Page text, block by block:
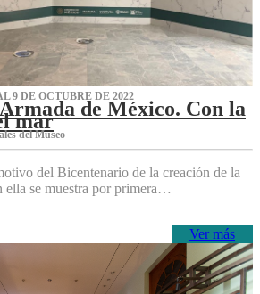
9 DE OCTUBRE DE 2022
de México. Con la
mar
del Museo‌
del Bicentenario de la creación de la
se muestra por primera…
Ver más